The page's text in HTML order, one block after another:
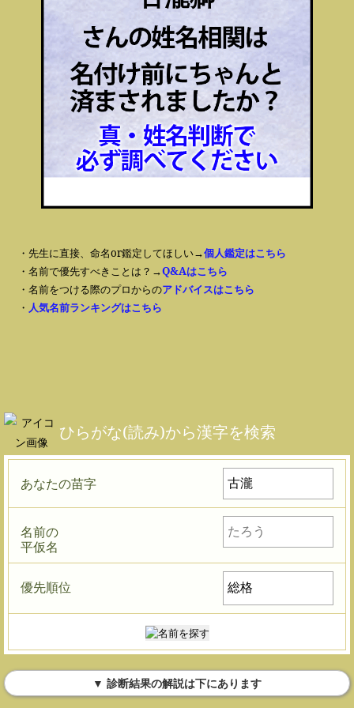
・先生に直接、命名or鑑定してほしい→個人鑑定はこちら
・名前で優先すべきことは？→Q&Aはこちら
・名前をつける際のプロからのアドバイスはこちら
・ 人気名前ランキングはこちら
ひらがな(読み)から漢字を検索
あなたの苗字
名前の
平仮名
優先順位
▼ 診断結果の解説は下にあります